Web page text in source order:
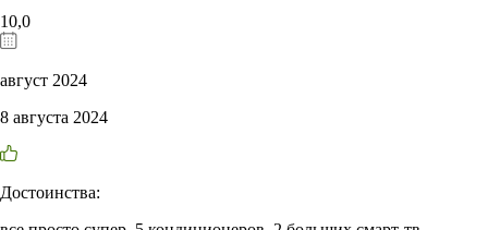
10,0
август 2024
8 августа 2024
Достоинства: